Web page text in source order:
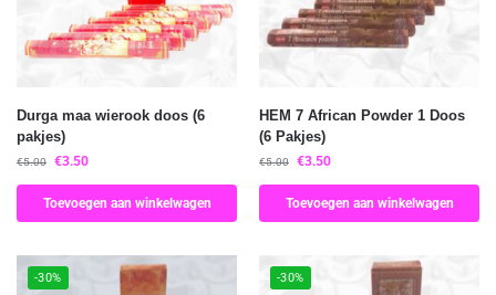
Durga maa wierook doos (6
pakjes)
€5.00 €3.50
Toevoegen aan winkelwagen
HEM 7 African Powder 1 Doos
(6 Pakjes)
€5.00 €3.50
Toevoegen aan winkelwagen
-30% -30%